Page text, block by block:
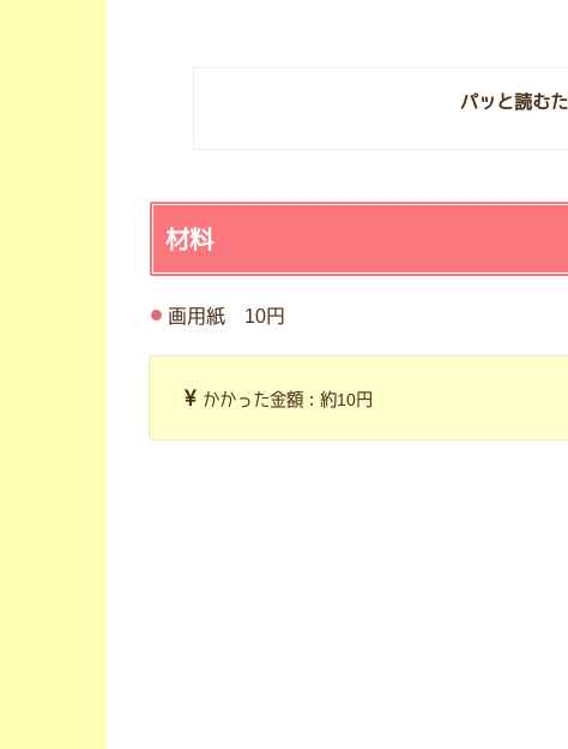
パッと読む
材料
画用紙 10円
かかった金額：約10円